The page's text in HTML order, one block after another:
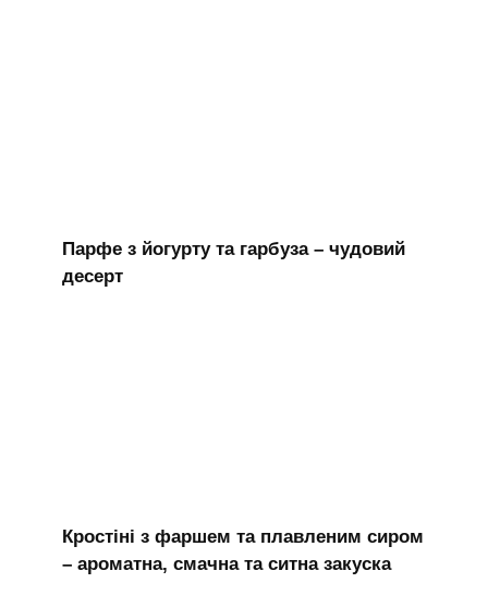
Парфе з йогурту та гарбуза – чудовий
десерт
Кростіні з фаршем та плавленим сиром
– ароматна, смачна та ситна закуска